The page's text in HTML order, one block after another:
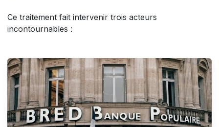
Ce traitement fait intervenir trois acteurs
incontournables :